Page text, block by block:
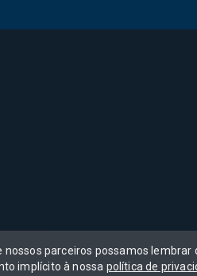
parceiros possamos
implícito à nossa política de